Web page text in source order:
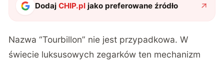
DodajCHIP.pl jako preferowane źródło
Nazwa “Tourbillon” nie jest przypadkowa. W
świecie luksusowych zegarków ten mechanizm